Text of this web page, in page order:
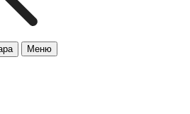
Меню